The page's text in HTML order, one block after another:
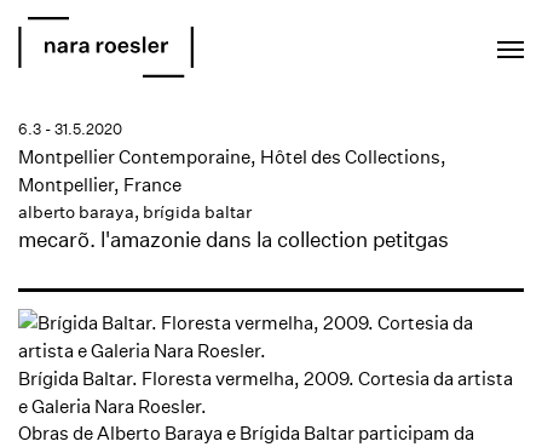
mecarõ. l'amazonie dans la collection petitgas
alberto baraya, brígida baltar
Montpellier Contemporaine, Hôtel des Collections,
Montpellier, France
6.3 - 31.5.2020
Brígida Baltar. Floresta vermelha, 2009. Cortesia da artista
e Galeria Nara Roesler.
Obras de Alberto Baraya e Brígida Baltar participam da